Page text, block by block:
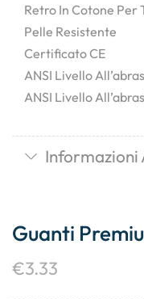
Retro In Cotone Per
Pelle Resistente
Certificato CE
ANSI Livello
ANSI Livello
Informazioni
Guanti
€3.33